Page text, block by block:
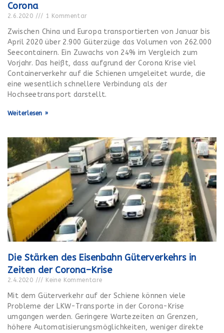
Corona
2.6.2020 1 Kommentar
Zwischen China und Europa transportierten von Januar bis
April 2020 über 2.900 Güterzüge das Volumen von 262.000
Seecontainern. Ein Zuwachs von 24% im Vergleich zum
Vorjahr. Das heißt, dass aufgrund der Corona Krise viel
Containerverkehr auf die Schienen umgeleitet wurde, die
eine wesentlich schnellere Verbindung als der
Hochseetransport darstellt.
Weiterlesen »
Die Stärken des Eisenbahn Güterverkehrs in
Zeiten der Corona–Krise
2.4.2020 Keine Kommentare
Mit dem Güterverkehr auf der Schiene können viele
Probleme der LKW-Transporte in der Corona-Krise
umgangen werden. Geringere Wartezeiten an Grenzen,
höhere Automatisierungsmöglichkeiten, weniger direkte